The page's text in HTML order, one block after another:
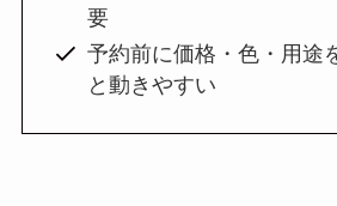
要
予約前に価格・色・用途
と動きやすい